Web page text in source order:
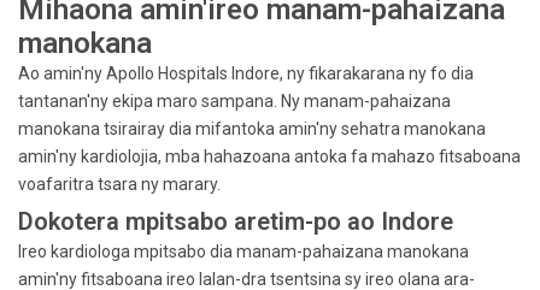
Mihaona amin'ireo manam-pahaizana
manokana
Ao amin'ny Apollo Hospitals Indore, ny fikarakarana ny fo dia
tantanan'ny ekipa maro sampana. Ny manam-pahaizana
manokana tsirairay dia mifantoka amin'ny sehatra manokana
amin'ny kardiolojia, mba hahazoana antoka fa mahazo fitsaboana
voafaritra tsara ny marary.
Dokotera mpitsabo aretim-po ao Indore
Ireo kardiologa mpitsabo dia manam-pahaizana manokana
amin'ny fitsaboana ireo lalan-dra tsentsina sy ireo olana ara-